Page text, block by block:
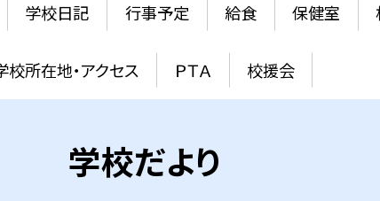
学校日記 行事予定 給食 保健室
校所在地・アクセス ＰＴＡ 校援会
学校だより